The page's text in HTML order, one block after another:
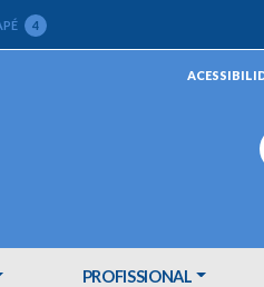
4
PROFISSIONAL